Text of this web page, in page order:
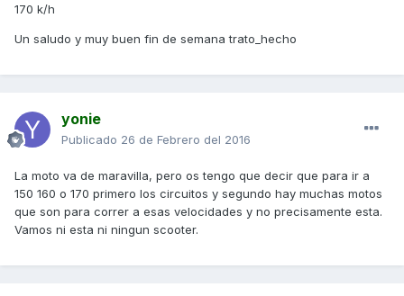
170 k/h
Un saludo y muy buen fin de semana trato_hecho
yonie
Publicado 26 de Febrero del 2016
La moto va de maravilla, pero os tengo que decir que para ir a
150 160 o 170 primero los circuitos y segundo hay muchas motos
que son para correr a esas velocidades y no precisamente esta.
Vamos ni esta ni ningun scooter.